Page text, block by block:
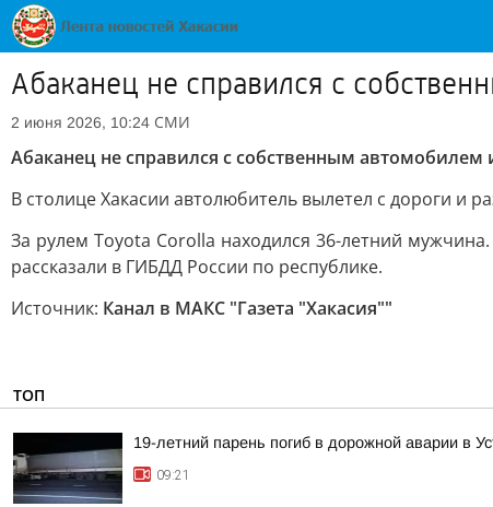
Абаканец не справился с
2 июня 2026, 10:24 СМИ
Абаканец не справился с собственным
В столице Хакасии автолюбитель вылетел с дороги и
За рулем Toyota Corolla находился 36-летний
рассказали в ГИБДД России по республике.
Источник: Канал в МАКС "Газета "Хакасия""
ТОП
19-летний парень погиб в дорожной аварии в
09:21